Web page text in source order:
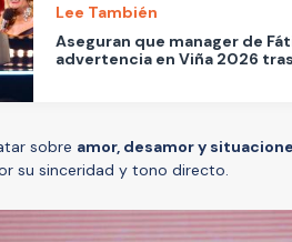
Lee También
Aseguran que manager de
advertencia en Viña 2026
sobre amor, desamor y
su sinceridad y tono directo.